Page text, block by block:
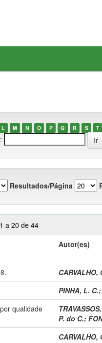
L M N O P Q R S T
Resultados/Página
a 20 de 44
Autor(es)
CARVALHO,
PINHA, L. C.;
qualidade
P. do C.;
CARVALHO,